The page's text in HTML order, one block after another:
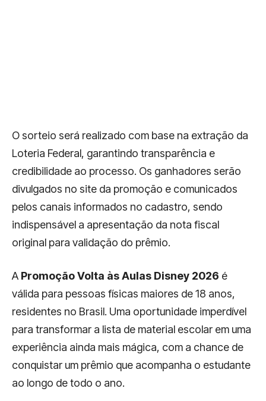
O sorteio será realizado com base na extração da
Loteria Federal, garantindo transparência e
credibilidade ao processo. Os ganhadores serão
divulgados no site da promoção e comunicados
pelos canais informados no cadastro, sendo
indispensável a apresentação da nota fiscal
original para validação do prêmio.
A Promoção Volta às Aulas Disney 2026 é
válida para pessoas físicas maiores de 18 anos,
residentes no Brasil. Uma oportunidade imperdível
para transformar a lista de material escolar em uma
experiência ainda mais mágica, com a chance de
conquistar um prêmio que acompanha o estudante
ao longo de todo o ano.